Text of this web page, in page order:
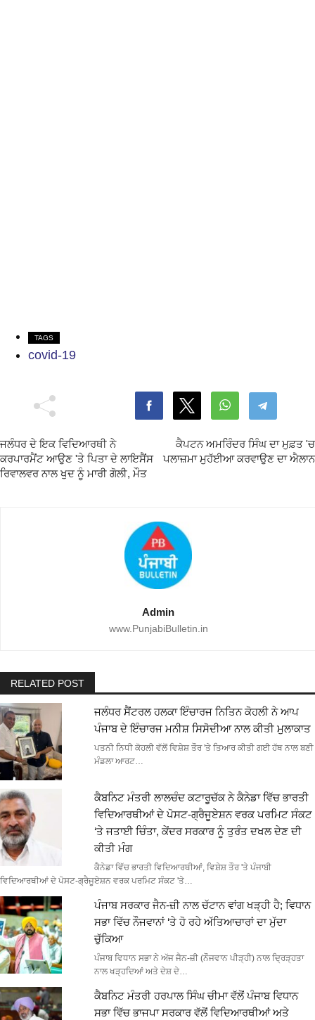
TAGS
covid-19
ਜਲੰਧਰ ਦੇ ਇਕ ਵਿਦਿਆਰਥੀ ਨੇ
ਕਰਪਾਰਮੈਂਟ ਆਉਣ 'ਤੇ ਪਿਤਾ ਦੇ ਲਾਇਸੈਂਸ
ਰਿਵਾਲਵਰ ਨਾਲ ਖੁਦ ਨੂੰ ਮਾਰੀ ਗੋਲੀ, ਮੌਤ
ਕੈਪਟਨ ਅਮਰਿੰਦਰ ਸਿੰਘ ਦਾ ਮੁਫ਼ਤ 'ਚ
ਪਲਾਜ਼ਮਾ ਮੁਹੱਈਆ ਕਰਵਾਉਣ ਦਾ ਐਲਾਨ
Admin
www.PunjabiBulletin.in
RELATED POST
ਜਲੰਧਰ ਸੈਂਟਰਲ ਹਲਕਾ ਇੰਚਾਰਜ ਨਿਤਿਨ ਕੋਹਲੀ ਨੇ ਆਪ
ਪੰਜਾਬ ਦੇ ਇੰਚਾਰਜ ਮਨੀਸ਼ ਸਿਸੋਦੀਆ ਨਾਲ ਕੀਤੀ ਮੁਲਾਕਾਤ
ਪਤਨੀ ਨਿਧੀ ਕੋਹਲੀ ਵੱਲੋਂ ਵਿਸ਼ੇਸ਼ ਤੌਰ 'ਤੇ ਤਿਆਰ ਕੀਤੀ ਗਈ ਹੱਥ ਨਾਲ ਬਣੀ
ਮੰਡਲਾ ਆਰਟ…
ਕੈਬਨਿਟ ਮੰਤਰੀ ਲਾਲਚੰਦ ਕਟਾਰੂਚੱਕ ਨੇ ਕੈਨੇਡਾ ਵਿੱਚ ਭਾਰਤੀ
ਵਿਦਿਆਰਥੀਆਂ ਦੇ ਪੋਸਟ-ਗ੍ਰੈਜੂਏਸ਼ਨ ਵਰਕ ਪਰਮਿਟ ਸੰਕਟ
‘ਤੇ ਜਤਾਈ ਚਿੰਤਾ, ਕੇਂਦਰ ਸਰਕਾਰ ਨੂੰ ਤੁਰੰਤ ਦਖਲ ਦੇਣ ਦੀ
ਕੀਤੀ ਮੰਗ
ਕੈਨੇਡਾ ਵਿੱਚ ਭਾਰਤੀ ਵਿਦਿਆਰਥੀਆਂ, ਵਿਸ਼ੇਸ਼ ਤੌਰ 'ਤੇ ਪੰਜਾਬੀ
ਵਿਦਿਆਰਥੀਆਂ ਦੇ ਪੋਸਟ-ਗ੍ਰੈਜੂਏਸ਼ਨ ਵਰਕ ਪਰਮਿਟ ਸੰਕਟ 'ਤੇ…
ਪੰਜਾਬ ਸਰਕਾਰ ਜੈਨ-ਜ਼ੀ ਨਾਲ ਚੱਟਾਨ ਵਾਂਗ ਖੜ੍ਹੀ ਹੈ; ਵਿਧਾਨ
ਸਭਾ ਵਿੱਚ ਨੌਜਵਾਨਾਂ ‘ਤੇ ਹੋ ਰਹੇ ਅੱਤਿਆਚਾਰਾਂ ਦਾ ਮੁੱਦਾ
ਚੁੱਕਿਆ
ਪੰਜਾਬ ਵਿਧਾਨ ਸਭਾ ਨੇ ਅੱਜ ਜੈਨ-ਜ਼ੀ (ਨੌਜਵਾਨ ਪੀੜ੍ਹੀ) ਨਾਲ ਦ੍ਰਿੜ੍ਹਤਾ
ਨਾਲ ਖੜ੍ਹਦਿਆਂ ਅਤੇ ਦੇਸ਼ ਦੇ…
ਕੈਬਨਿਟ ਮੰਤਰੀ ਹਰਪਾਲ ਸਿੰਘ ਚੀਮਾ ਵੱਲੋਂ ਪੰਜਾਬ ਵਿਧਾਨ
ਸਭਾ ਵਿੱਚ ਭਾਜਪਾ ਸਰਕਾਰ ਵੱਲੋਂ ਵਿਦਿਆਰਥੀਆਂ ਅਤੇ